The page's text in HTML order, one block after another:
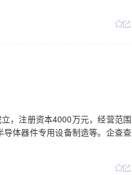
，注册资本4000万元，经营范围
体器件专用设备制造等。企查查